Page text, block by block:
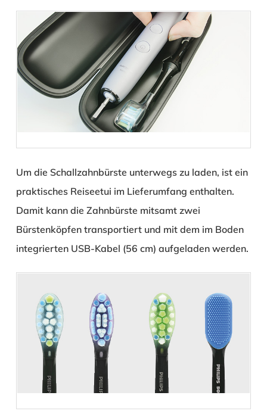
Um die Schallzahnbürste unterwegs zu laden, ist ein
praktisches Reiseetui im Lieferumfang enthalten.
Damit kann die Zahnbürste mitsamt zwei
Bürstenköpfen transportiert und mit dem im Boden
integrierten USB-Kabel (56 cm) aufgeladen werden.